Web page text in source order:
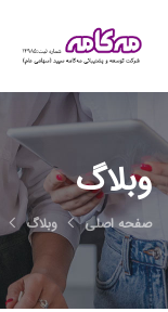
وبلاگ
صفحه اصلی وبلاگ